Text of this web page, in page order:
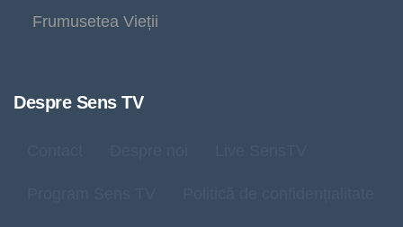
Frumusetea Vieții
Despre Sens TV